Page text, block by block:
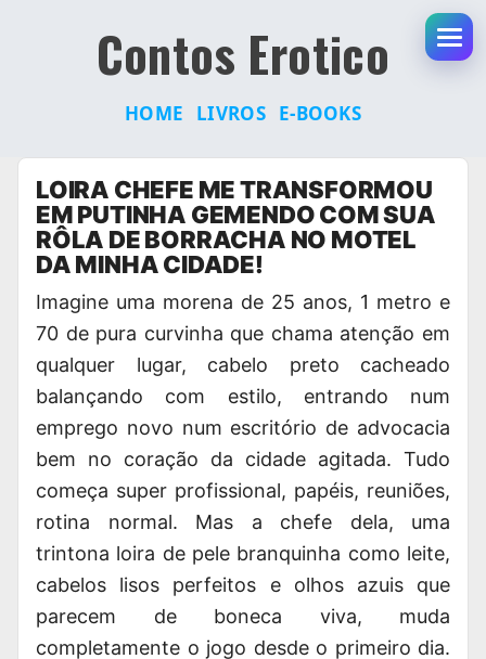
Contos Erotico
HOME LIVROS E-BOOKS
Pular
para
conteúdo
LOIRA CHEFE ME TRANSFORMOU
EM PUTINHA GEMENDO COM SUA
RÔLA DE BORRACHA NO MOTEL
DA MINHA CIDADE!
Imagine uma morena de 25 anos, 1 metro e
70 de pura curvinha que chama atenção em
qualquer lugar, cabelo preto cacheado
balançando com estilo, entrando num
emprego novo num escritório de advocacia
bem no coração da cidade agitada. Tudo
começa super profissional, papéis, reuniões,
rotina normal. Mas a chefe dela, uma
trintona loira de pele branquinha como leite,
cabelos lisos perfeitos e olhos azuis que
parecem de boneca viva, muda
completamente o jogo desde o primeiro dia.